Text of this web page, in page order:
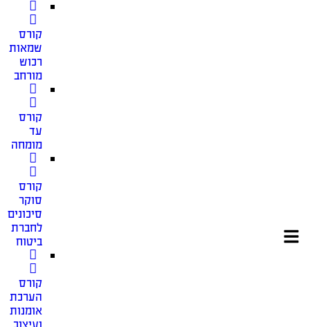
קורס
שמאות
רכוש
מורחב
קורס
עד
מומחה
קורס
סוקר
סיכונים
לחברת
ביטוח
קורס
הערכת
אומנות
ועיצוב